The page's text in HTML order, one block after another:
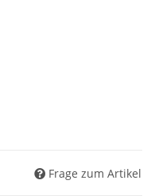
Frage zum Artikel